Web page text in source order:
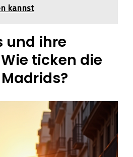
kannst
und ihre
ticken die